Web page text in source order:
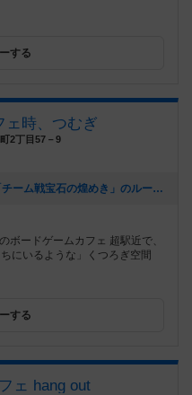
する
ェ時、つむぎ
2丁目57－9
[NEW] ぼどわんぐらんぷりで行った「チーム戦宝石の煌めき」のルールについて（2026年07月11日 16時35分）
ードゲームカフェ 超駅近で、
にいるような」くつろぎ空間
する
ェ hang out